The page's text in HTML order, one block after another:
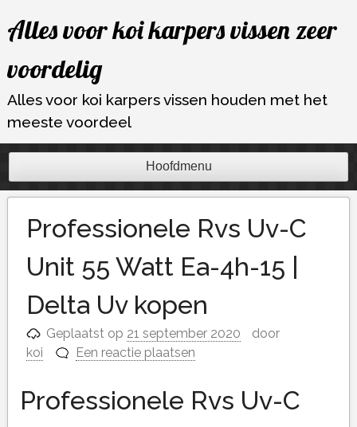
naar
inhoud
Alles voor koi karpers vissen zeer
voordelig
Alles voor koi karpers vissen houden met het
meeste voordeel
Hoofdmenu
Professionele Rvs Uv-C
Unit 55 Watt Ea-4h-15 |
Delta Uv kopen
Geplaatst op 21 september 2020
door
koi
Een reactie plaatsen
Professionele Rvs Uv-C